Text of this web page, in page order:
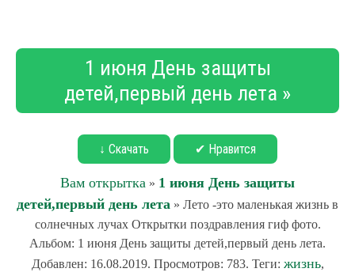
1 июня День защиты
детей,первый день лета »
↓ Скачать ✔ Нравится
Вам открытка » 1 июня День защиты
детей,первый день лета » Лето -это маленькая жизнь в
солнечных лучах Открытки поздравления гиф фото.
Альбом: 1 июня День защиты детей,первый день лета.
Добавлен: 16.08.2019. Просмотров: 783. Теги: жизнь,